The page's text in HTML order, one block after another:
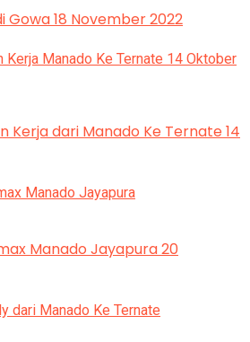
Gowa 18 November 2022
Kerja dari Manado Ke Ternate 14
Manado Jayapura 20